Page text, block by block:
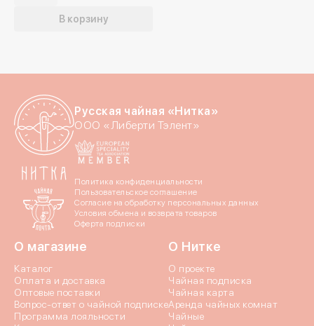
В корзину
Русская чайная «Нитка»
ООО «Либерти Тэлент»
Политика конфиденциальности
Пользовательское соглашение
Согласие на обработку персональных данных
Условия обмена и возврата товаров
Оферта подписки
О магазине
Каталог
Оплата и доставка
Оптовые поставки
Вопрос-ответ о чайной подписке
Программа лояльности
О Нитке
О проекте
Чайная подписка
Чайная карта
Аренда чайных комнат
Чайные